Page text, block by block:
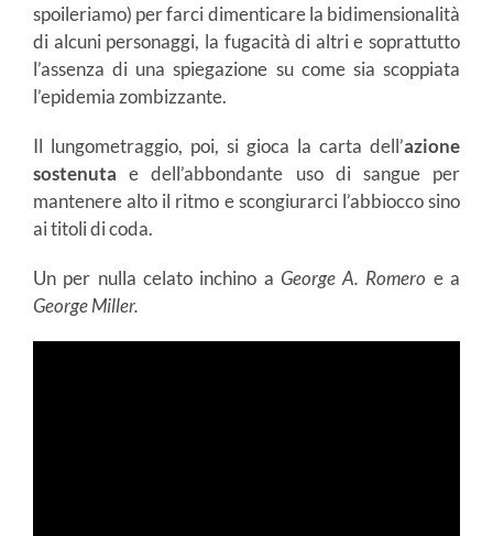
spoileriamo) per farci dimenticare la bidimensionalità
di alcuni personaggi, la fugacità di altri e soprattutto
l’assenza di una spiegazione su come sia scoppiata
l’epidemia zombizzante.
Il lungometraggio, poi, si gioca la carta dell’azione
sostenuta e dell’abbondante uso di sangue per
mantenere alto il ritmo e scongiurarci l’abbiocco sino
ai titoli di coda.
Un per nulla celato inchino a George A. Romero e a
George Miller.